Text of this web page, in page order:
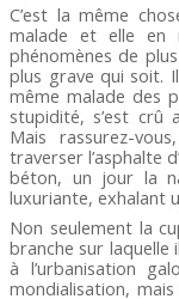
C’est la même
malade et elle en
phénomènes de
plus grave qui soit.
même malade des
stupidité, s’est crû
Mais rassurez-
traverser l’asphalte
béton, un jour la
luxuriante, exhalant
Non seulement la
branche sur laquelle
à l’urbanisation
mondialisation,